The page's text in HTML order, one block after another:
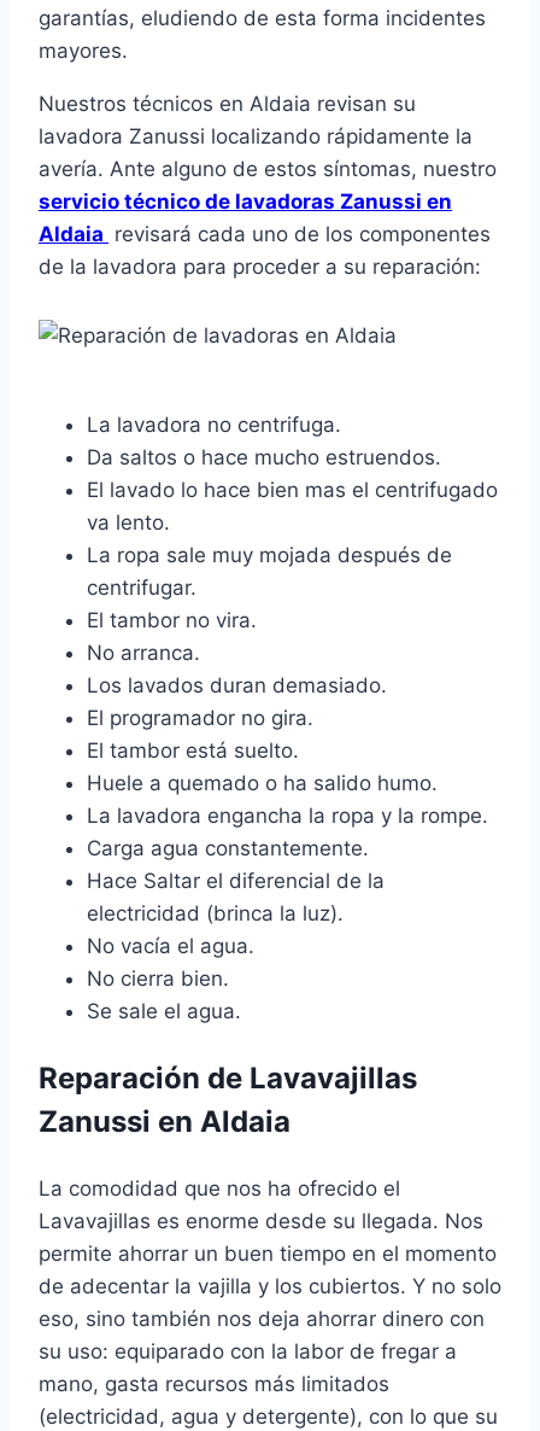
garantías, eludiendo de esta forma incidentes
mayores.
Nuestros técnicos en Aldaia revisan su
lavadora Zanussi localizando rápidamente la
avería. Ante alguno de estos síntomas, nuestro
servicio técnico de lavadoras Zanussi en
Aldaia revisará cada uno de los componentes
de la lavadora para proceder a su reparación:
La lavadora no centrifuga.
Da saltos o hace mucho estruendos.
El lavado lo hace bien mas el centrifugado
va lento.
La ropa sale muy mojada después de
centrifugar.
El tambor no vira.
No arranca.
Los lavados duran demasiado.
El programador no gira.
El tambor está suelto.
Huele a quemado o ha salido humo.
La lavadora engancha la ropa y la rompe.
Carga agua constantemente.
Hace Saltar el diferencial de la
electricidad (brinca la luz).
No vacía el agua.
No cierra bien.
Se sale el agua.
Reparación de Lavavajillas
Zanussi en Aldaia
La comodidad que nos ha ofrecido el
Lavavajillas es enorme desde su llegada. Nos
permite ahorrar un buen tiempo en el momento
de adecentar la vajilla y los cubiertos. Y no solo
eso, sino también nos deja ahorrar dinero con
su uso: equiparado con la labor de fregar a
mano, gasta recursos más limitados
(electricidad, agua y detergente), con lo que su